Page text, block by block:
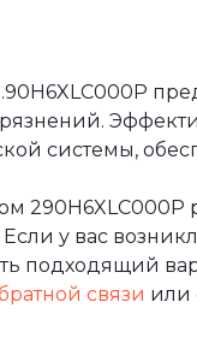
системы,
290H6XLC000P
у вас
подходящий
связи или